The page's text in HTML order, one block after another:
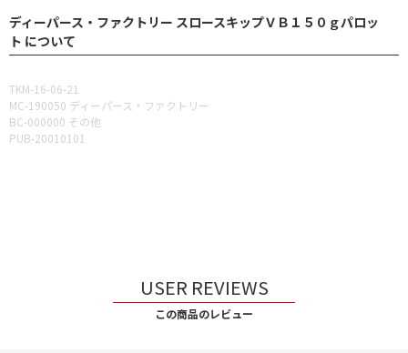
ディーパース・ファクトリー スロースキップＶＢ１５０ｇパロッ
ト について
TKM-16-06-21
MC-190050 ディーパース・ファクトリー
BC-000000 その他
PUB-20010101
USER REVIEWS
この商品のレビュー